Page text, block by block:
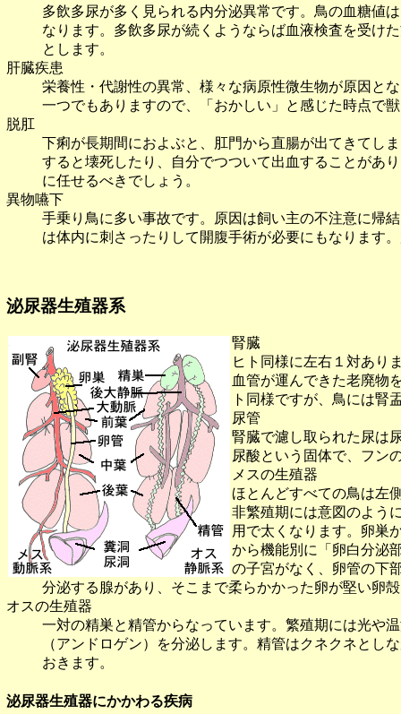
多飲多尿が多く見られる内分泌異常です。鳥の血糖値
なります。多飲多尿が続くようならば血液検査を受け
とします。
肝臓疾患
栄養性・代謝性の異常、様々な病原性微生物が原因と
一つでもありますので、「おかしい」と感じた時点で
脱肛
下痢が長期間におよぶと、肛門から直腸が出てきてし
すると壊死したり、自分でつついて出血することがあ
に任せるべきでしょう。
異物嚥下
手乗り鳥に多い事故です。原因は飼い主の不注意に帰
は体内に刺さったりして開腹手術が必要にもなります
泌尿器生殖器系
腎臓
ヒト同様に左右１対あり
血管が運んできた老廃物
ト同様ですが、鳥には腎
尿管
腎臓で濾し取られた尿は
尿酸という固体で、フン
メスの生殖器
ほとんどすべての鳥は左
非繁殖期には意図のよう
用で太くなります。卵巣
から機能別に「卵白分泌
の子宮がなく、卵管の下
分泌する腺があり、そこまで柔らかかった卵が堅い卵
オスの生殖器
一対の精巣と精管からなっています。繁殖期には光や
（アンドロゲン）を分泌します。精管はクネクネとし
おきます。
泌尿器生殖器にかかわる疾病